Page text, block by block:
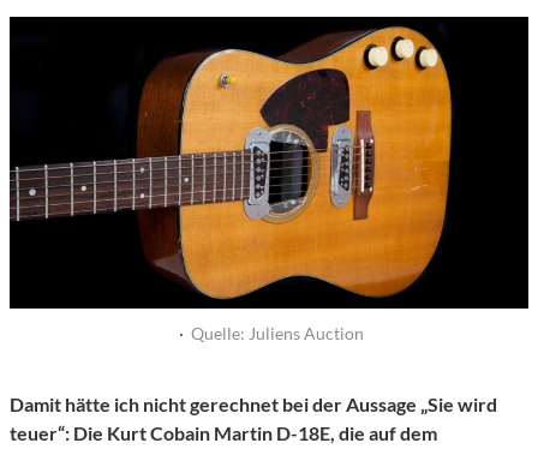
· Quelle: Juliens Auction
Damit hätte ich nicht gerechnet bei der Aussage „Sie wird
teuer“: Die Kurt Cobain Martin D-18E, die auf dem